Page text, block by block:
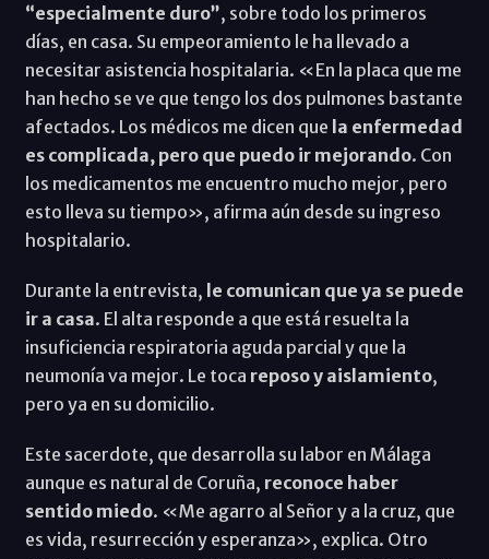
“especialmente duro”, sobre todo los primeros
días, en casa. Su empeoramiento le ha llevado a
necesitar asistencia hospitalaria. «En la placa que me
han hecho se ve que tengo los dos pulmones bastante
afectados. Los médicos me dicen que la enfermedad
es complicada, pero que puedo ir mejorando. Con
los medicamentos me encuentro mucho mejor, pero
esto lleva su tiempo», afirma aún desde su ingreso
hospitalario.
Durante la entrevista, le comunican que ya se puede
ir a casa. El alta responde a que está resuelta la
insuficiencia respiratoria aguda parcial y que la
neumonía va mejor. Le toca reposo y aislamiento,
pero ya en su domicilio.
Este sacerdote, que desarrolla su labor en Málaga
aunque es natural de Coruña, reconoce haber
sentido miedo. «Me agarro al Señor y a la cruz, que
es vida, resurrección y esperanza», explica. Otro